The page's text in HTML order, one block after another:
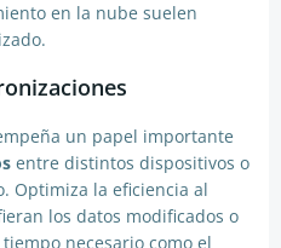
en la nube suelen
un papel importante
entre distintos dispositivos o
Optimiza la eficiencia al
los datos modificados o
necesario como el